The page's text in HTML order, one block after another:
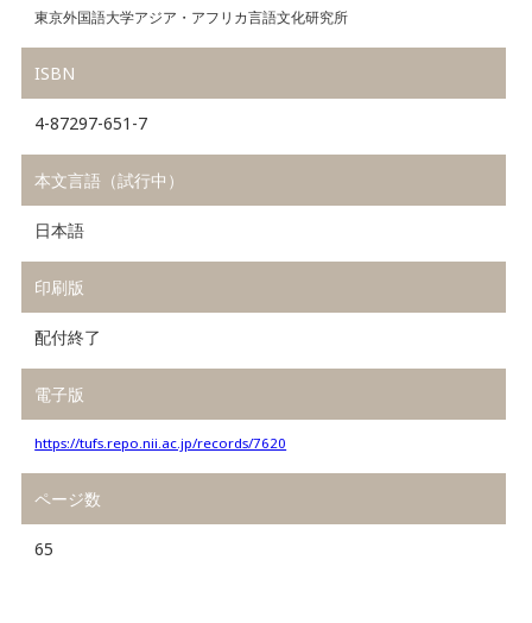
東京外国語大学アジア・アフリカ言語文化研究所
ISBN
4-87297-651-7
本文言語（試行中）
日本語
印刷版
配付終了
電子版
https://tufs.repo.nii.ac.jp/records/7620
ページ数
65